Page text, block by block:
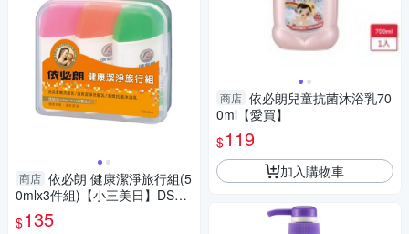
商店 依必朗 健康潔淨旅行組(5
0mlx3件組)【小三美日】DS01
0517
$135
商店 依必朗兒童抗菌沐浴乳70
0ml【愛買】
$119
加入購物車